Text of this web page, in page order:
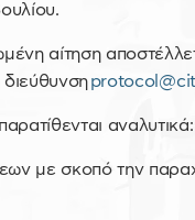
αίτηση
αναλυτικά:
με σκοπό την